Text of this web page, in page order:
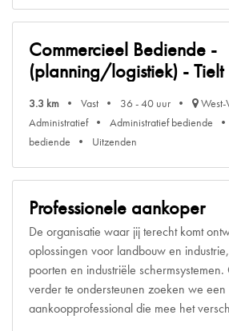
Commercieel Bediende -
(planning/logistiek) - Tielt
3.3 km Vast 36 - 40 uur
Administratief
Administratief bediende
bediende
Uitzenden
Professionele aankoper
De organisatie waar jij terecht komt
oplossingen voor landbouw en
poorten en industriële
verder te ondersteunen zoeken we een
aankoopprofessional die mee het